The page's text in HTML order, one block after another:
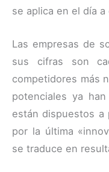
se aplica en el día
Las empresas de
sus cifras son
competidores más
potenciales ya
están dispuestos a
por la última
se traduce en